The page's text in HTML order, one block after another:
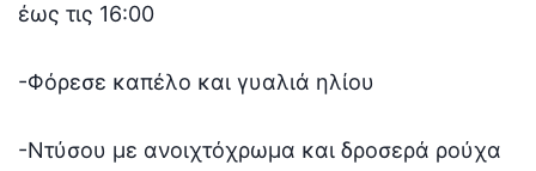
έως τις 16:00
-Φόρεσε καπέλο και γυαλιά ηλίου
-Ντύσου με ανοιχτόχρωμα και δροσερά ρούχα